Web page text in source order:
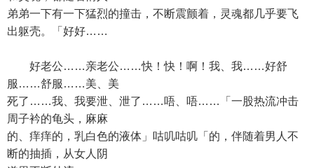
弟弟一下有一下猛烈的撞击，不断震颤着，灵魂都几乎要飞
出躯壳。「好好……
好老公……亲老公……快！快！啊！我、我……好舒
服……舒服……美、美
死了……我、我要泄、泄了……唔、唔……「一股热流冲击
周子衿的龟头，麻麻
的、痒痒的，乳白色的液体」咕叽咕叽「的，伴随着男人不
断的抽插，从女人阴